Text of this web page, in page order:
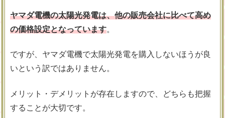
ヤマダ電機の太陽光発電は、他の販売会社に比べて高め
の価格設定となっています。
ですが、ヤマダ電機で太陽光発電を購入しないほうが良
いという訳ではありません。
メリット・デメリットが存在しますので、どちらも把握
することが大切です。